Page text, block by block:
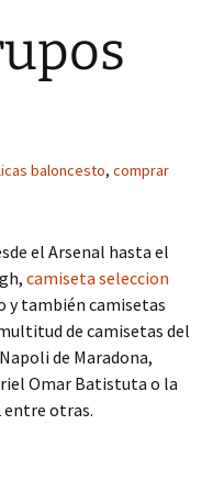
baloncesto, comprar
el Arsenal hasta el
camiseta seleccion
y también camisetas
de camisetas del
de Maradona,
Omar Batistuta o la
entre otras.